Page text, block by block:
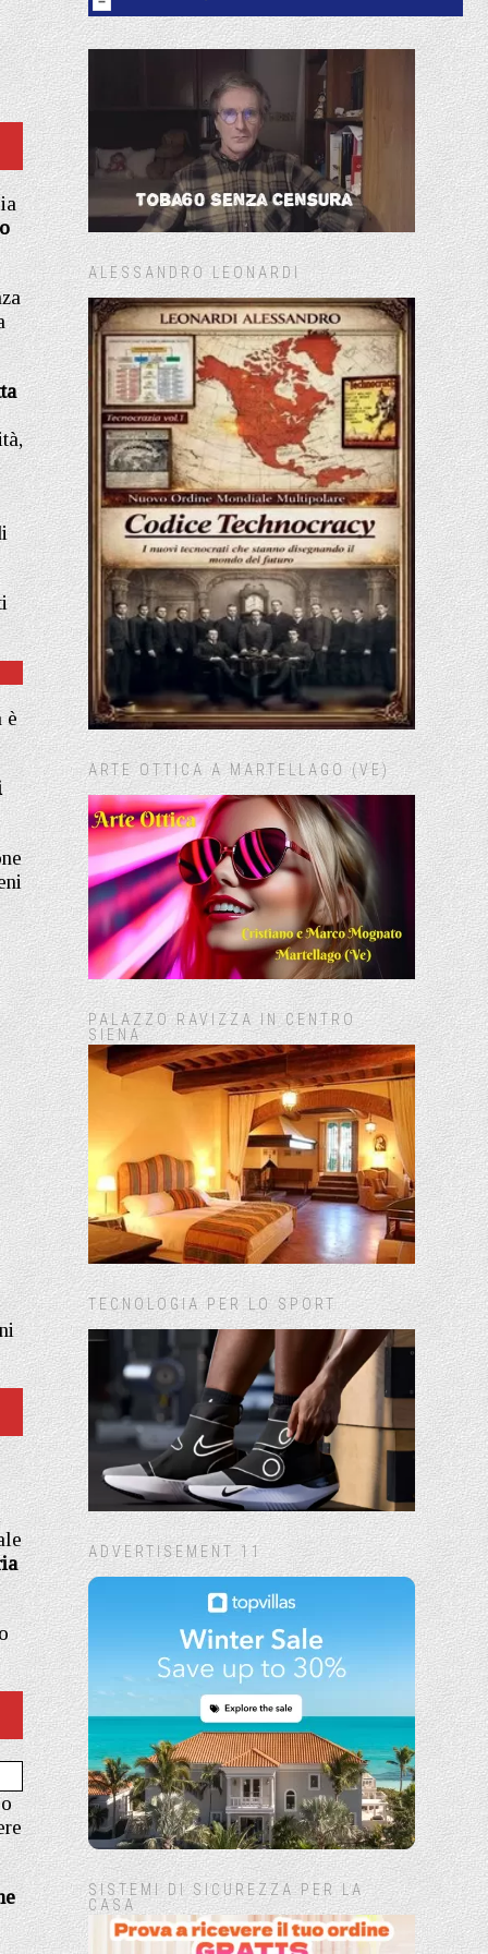
è
ALESSANDRO LEONARDI
ARTE OTTICA A MARTELLAGO (VE)
PALAZZO RAVIZZA IN CENTRO
SIENA
TECNOLOGIA PER LO SPORT
ADVERTISEMENT 11
SISTEMI DI SICUREZZA PER LA
CASA